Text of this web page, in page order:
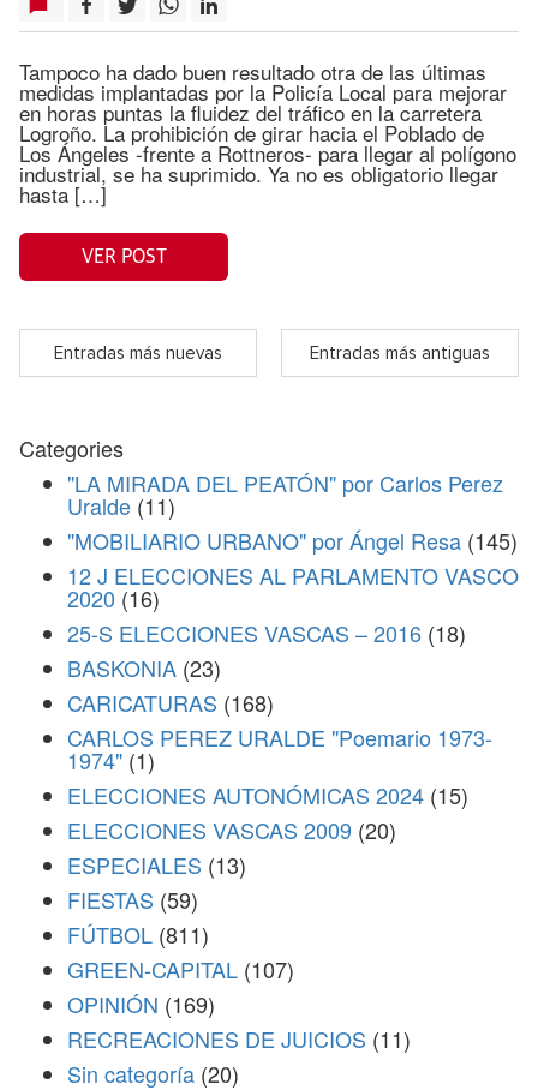
Tampoco ha dado buen resultado otra de las últimas
medidas implantadas por la Policía Local para mejorar
en horas puntas la fluidez del tráfico en la carretera
Logroño. La prohibición de girar hacia el Poblado de
Los Ángeles -frente a Rottneros- para llegar al polígono
industrial, se ha suprimido. Ya no es obligatorio llegar
hasta […]
VER POST
Entradas más nuevas Entradas más antiguas
Categories
"LA MIRADA DEL PEATÓN" por Carlos Perez
Uralde (11)
"MOBILIARIO URBANO" por Ángel Resa (145)
12 J ELECCIONES AL PARLAMENTO VASCO
2020 (16)
25-S ELECCIONES VASCAS – 2016 (18)
BASKONIA (23)
CARICATURAS (168)
CARLOS PEREZ URALDE "Poemario 1973-
1974" (1)
ELECCIONES AUTONÓMICAS 2024 (15)
ELECCIONES VASCAS 2009 (20)
ESPECIALES (13)
FIESTAS (59)
FÚTBOL (811)
GREEN-CAPITAL (107)
OPINIÓN (169)
RECREACIONES DE JUICIOS (11)
Sin categoría (20)